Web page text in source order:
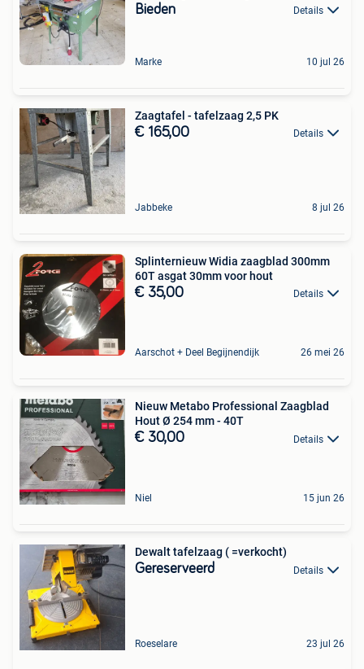
Bieden Details
Marke 10 jul 26
Zaagtafel - tafelzaag 2,5 PK
€ 165,00 Details
Jabbeke 8 jul 26
Splinternieuw Widia zaagblad 300mm
60T asgat 30mm voor hout
€ 35,00 Details
Aarschot + Deel Begijnendijk 26 mei 26
Nieuw Metabo Professional Zaagblad
Hout Ø 254 mm - 40T
€ 30,00 Details
Niel 15 jun 26
Dewalt tafelzaag ( =verkocht)
Gereserveerd Details
Roeselare 23 jul 26